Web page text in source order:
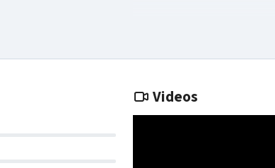
Videos